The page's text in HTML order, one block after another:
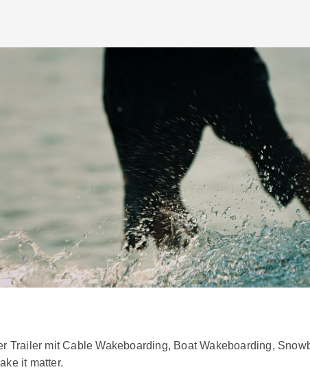
Trailer mit Cable Wakeboarding, Boat Wakeboarding,
it matter.